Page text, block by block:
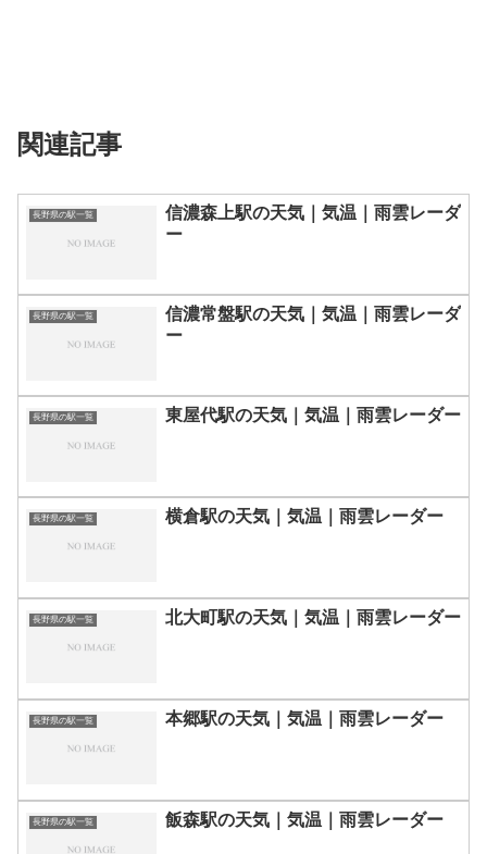
関連記事
長野県の駅一覧
信濃森上駅の天気｜気温｜雨雲レーダ
ー
長野県の駅一覧
信濃常盤駅の天気｜気温｜雨雲レーダ
ー
長野県の駅一覧 東屋代駅の天気｜気温｜雨雲レーダー
長野県の駅一覧 横倉駅の天気｜気温｜雨雲レーダー
長野県の駅一覧 北大町駅の天気｜気温｜雨雲レーダー
長野県の駅一覧 本郷駅の天気｜気温｜雨雲レーダー
長野県の駅一覧 飯森駅の天気｜気温｜雨雲レーダー